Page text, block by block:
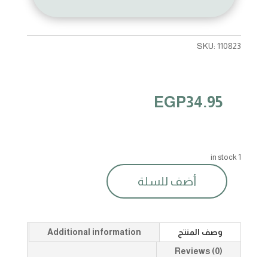
SKU:110823
EGP34.95
1 in stock
فرشة
شيش
quantity
أضف للسلة
وصف المنتج
Additional information
Reviews (0)